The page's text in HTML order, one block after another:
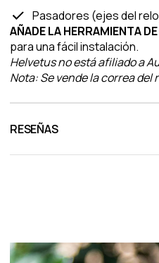
Pasadores (ejes del
AÑADE LA HERRAMIENTA
para una fácil instalación.
Helvetus no está afiliado a
Nota: Se vende la correa del
RESEÑAS